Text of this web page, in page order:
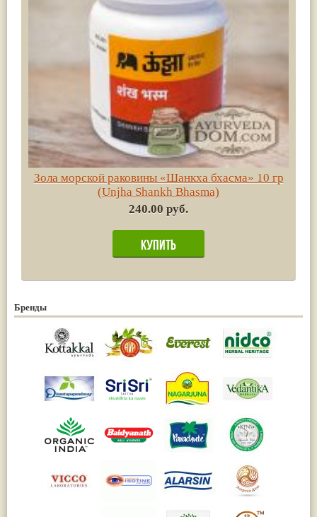
Зола морской раковины «Шанкха бхасма» 10 гр
(Unjha Shankh Bhasma)
240.00 руб.
Бренды